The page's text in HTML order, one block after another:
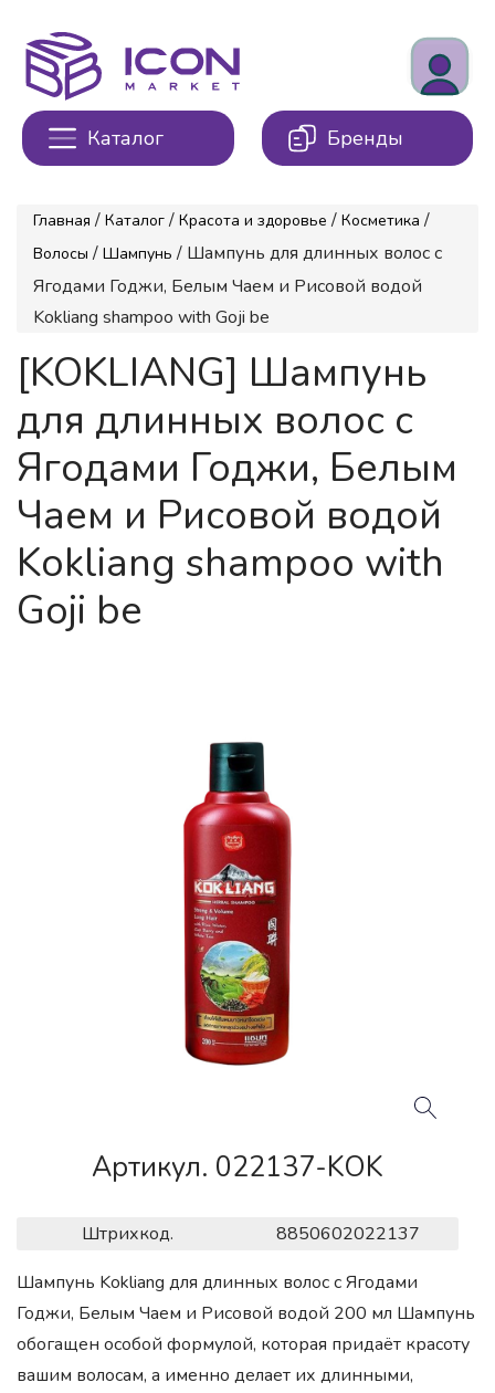
Каталог Бренды
Главная / Каталог / Красота и здоровье / Косметика /
Волосы / Шампунь / Шампунь для длинных волос с
Ягодами Годжи, Белым Чаем и Рисовой водой
Kokliang shampoo with Goji be
[KOKLIANG] Шампунь
для длинных волос с
Ягодами Годжи, Белым
Чаем и Рисовой водой
Kokliang shampoo with
Goji be
Артикул. 022137-KOK
Штрихкод.
8850602022137
Шампунь Kokliang для длинных волос с Ягодами
Годжи, Белым Чаем и Рисовой водой 200 мл Шампунь
обогащен особой формулой, которая придаёт красоту
вашим волосам, а именно делает их длинными,